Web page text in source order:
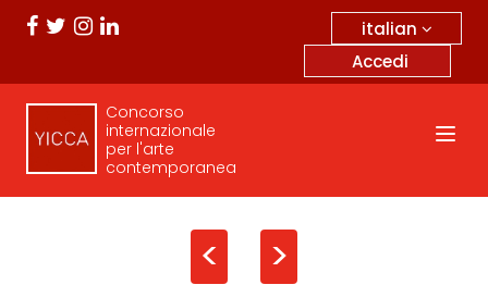
italian
Accedi
Concorso
internazionale
per l'arte
contemporanea
< >